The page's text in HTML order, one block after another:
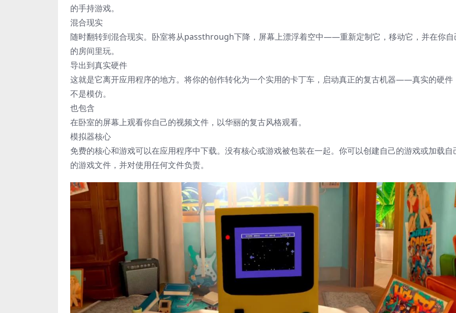
的手持游戏。
混合现实
随时翻转到混合现实。卧室将从passthrough下降，屏幕上漂浮着空中——重新定制它，移动它，并在你自
的房间里玩。
导出到真实硬件
这就是它离开应用程序的地方。将你的创作转化为一个实用的卡丁车，启动真正的复古机器——真实的硬件
不是模仿。
也包含
在卧室的屏幕上观看你自己的视频文件，以华丽的复古风格观看。
模拟器核心
免费的核心和游戏可以在应用程序中下载。没有核心或游戏被包装在一起。你可以创建自己的游戏或加载自
的游戏文件，并对使用任何文件负责。